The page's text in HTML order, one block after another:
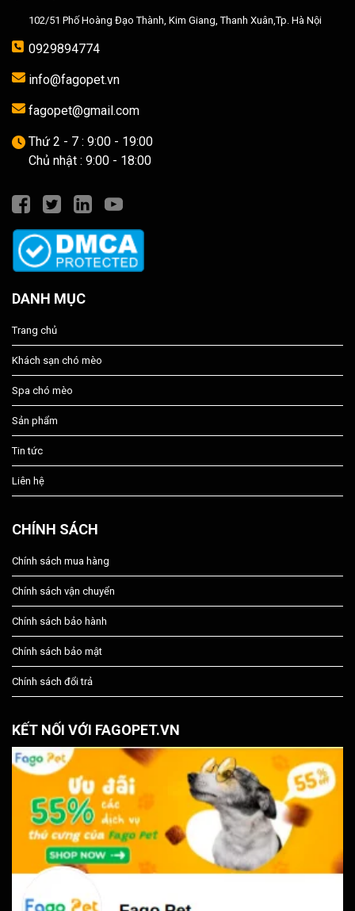
102/51 Phố Hoàng Đạo Thành, Kim Giang, Thanh Xuân,Tp. Hà Nội
0929894774
info@fagopet.vn
fagopet@gmail.com
Thứ 2 - 7 : 9:00 - 19:00
Chủ nhật : 9:00 - 18:00
DANH MỤC
Trang chủ
Khách sạn chó mèo
Spa chó mèo
Sản phẩm
Tin tức
Liên hệ
CHÍNH SÁCH
Chính sách mua hàng
Chính sách vận chuyển
Chính sách bảo hành
Chính sách bảo mật
Chính sách đổi trả
KẾT NỐI VỚI FAGOPET.VN